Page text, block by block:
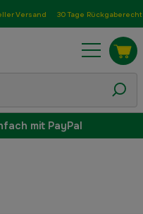
Versand 30 Tage Rückgaberecht
mit PayPal